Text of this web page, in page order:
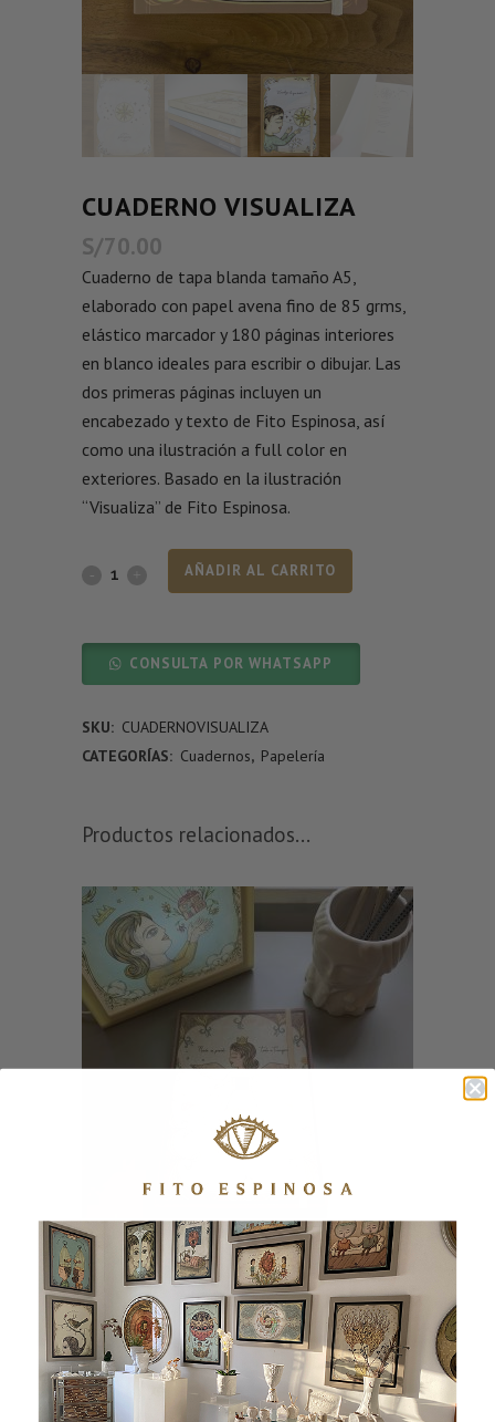
CUADERNO VISUALIZA
S/70.00
Cuaderno de tapa blanda tamaño A5,
elaborado con papel avena fino de 85 grms,
elástico marcador y 180 páginas interiores
en blanco ideales para escribir o dibujar. Las
dos primeras páginas incluyen un
encabezado y texto de Fito Espinosa, así
como una ilustración a full color en
exteriores. Basado en la ilustración
“Visualiza” de Fito Espinosa.
AÑADIR AL CARRITO
CONSULTA POR WHATSAPP
SKU: CUADERNOVISUALIZA
CATEGORÍAS: Cuadernos, Papelería
Productos relacionados...
CUADERNO TODO SE TRANSFORMA